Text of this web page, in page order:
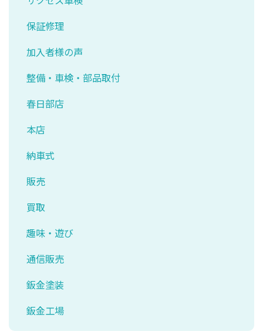
保証修理
加入者様の声
整備・車検・部品取付
春日部店
本店
納車式
販売
買取
趣味・遊び
通信販売
鈑金塗装
鈑金工場